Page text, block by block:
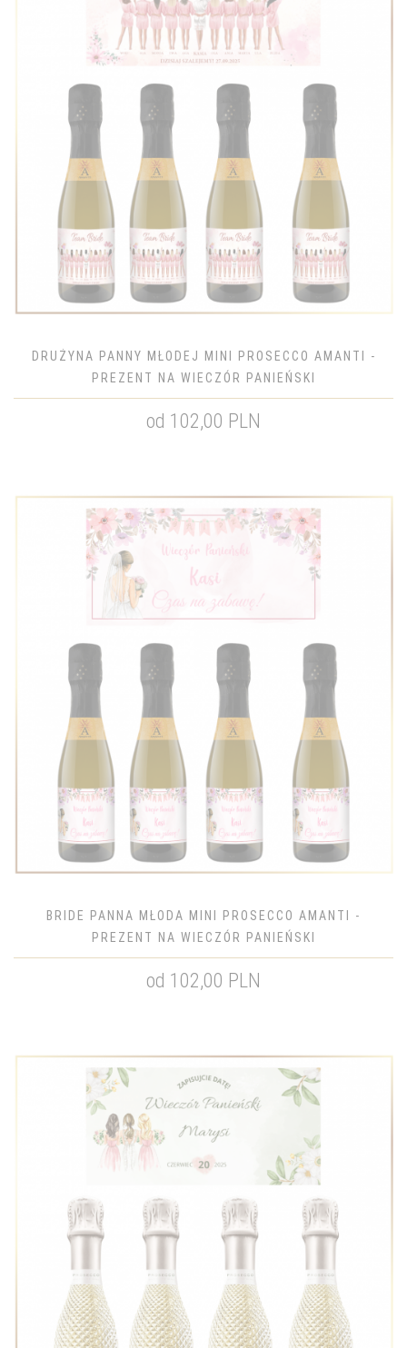
DRUŻYNA PANNY MŁODEJ MINI PROSECCO AMANTI -
PREZENT NA WIECZÓR PANIEŃSKI
od 102,00 PLN
BRIDE PANNA MŁODA MINI PROSECCO AMANTI -
PREZENT NA WIECZÓR PANIEŃSKI
od 102,00 PLN